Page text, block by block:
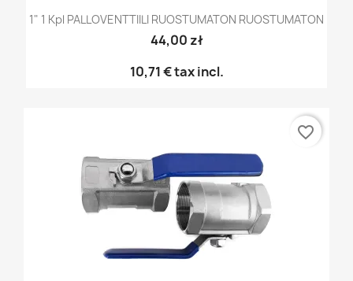
1" 1 Kpl PALLOVENTTIILI RUOSTUMATON RUOSTUMATON
44,00 zł
10,71 €tax incl.
favorite_border